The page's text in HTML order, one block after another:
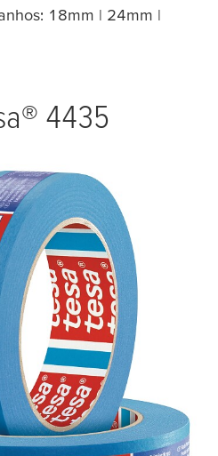
18mm | 24mm |
® 4435